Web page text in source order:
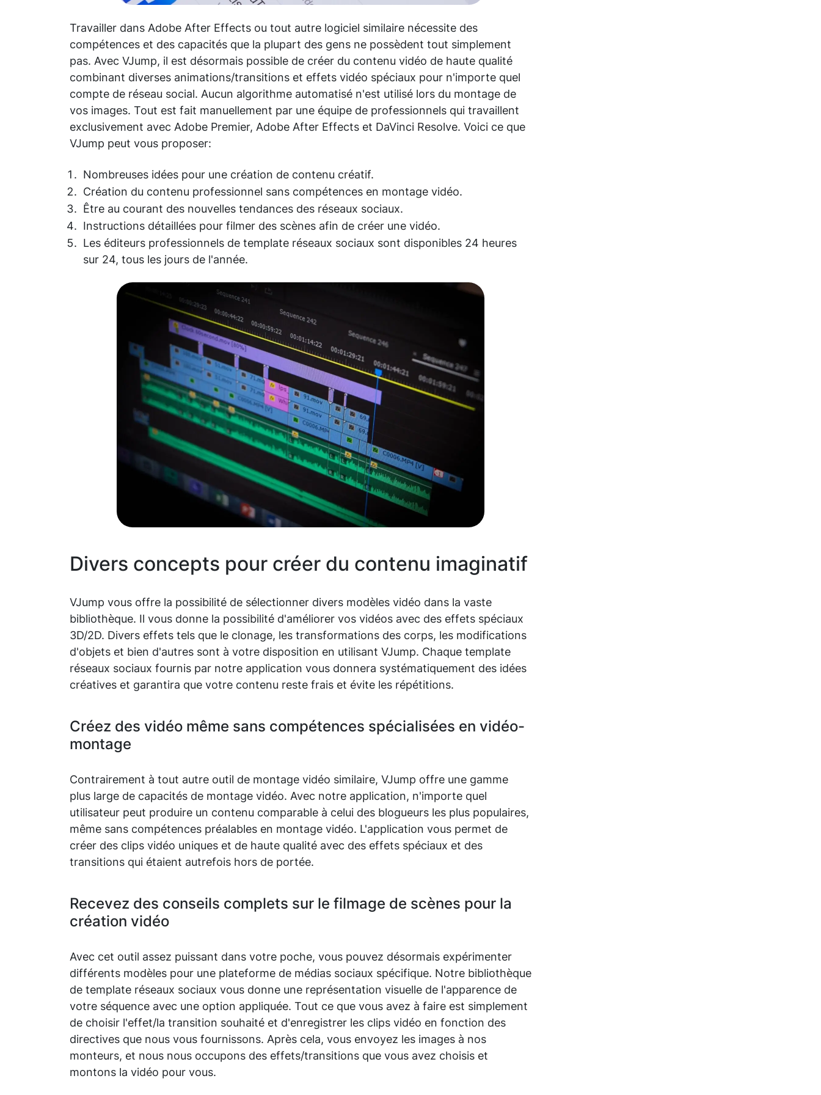
Travailler dans Adobe After Effects ou tout autre logiciel similaire nécessite des
compétences et des capacités que la plupart des gens ne possèdent tout simplement
pas. Avec VJump, il est désormais possible de créer du contenu vidéo de haute qualité
combinant diverses animations/transitions et effets vidéo spéciaux pour n'importe quel
compte de réseau social. Aucun algorithme automatisé n'est utilisé lors du montage de
vos images. Tout est fait manuellement par une équipe de professionnels qui travaillent
exclusivement avec Adobe Premier, Adobe After Effects et DaVinci Resolve. Voici ce que
VJump peut vous proposer:
Nombreuses idées pour une création de contenu créatif.
Création du contenu professionnel sans compétences en montage vidéo.
Être au courant des nouvelles tendances des réseaux sociaux.
Instructions détaillées pour filmer des scènes afin de créer une vidéo.
Les éditeurs professionnels de template réseaux sociaux sont disponibles 24 heures
sur 24, tous les jours de l'année.
Divers concepts pour créer du contenu imaginatif
VJump vous offre la possibilité de sélectionner divers modèles vidéo dans la vaste
bibliothèque. Il vous donne la possibilité d'améliorer vos vidéos avec des effets spéciaux
3D/2D. Divers effets tels que le clonage, les transformations des corps, les modifications
d'objets et bien d'autres sont à votre disposition en utilisant VJump. Chaque template
réseaux sociaux fournis par notre application vous donnera systématiquement des idées
créatives et garantira que votre contenu reste frais et évite les répétitions.
Créez des vidéo même sans compétences spécialisées en vidéo-
montage
Contrairement à tout autre outil de montage vidéo similaire, VJump offre une gamme
plus large de capacités de montage vidéo. Avec notre application, n'importe quel
utilisateur peut produire un contenu comparable à celui des blogueurs les plus populaires,
même sans compétences préalables en montage vidéo. L'application vous permet de
créer des clips vidéo uniques et de haute qualité avec des effets spéciaux et des
transitions qui étaient autrefois hors de portée.
Recevez des conseils complets sur le filmage de scènes pour la
création vidéo
Avec cet outil assez puissant dans votre poche, vous pouvez désormais expérimenter
différents modèles pour une plateforme de médias sociaux spécifique. Notre bibliothèque
de template réseaux sociaux vous donne une représentation visuelle de l'apparence de
votre séquence avec une option appliquée. Tout ce que vous avez à faire est simplement
de choisir l'effet/la transition souhaité et d'enregistrer les clips vidéo en fonction des
directives que nous vous fournissons. Après cela, vous envoyez les images à nos
monteurs, et nous nous occupons des effets/transitions que vous avez choisis et
montons la vidéo pour vous.